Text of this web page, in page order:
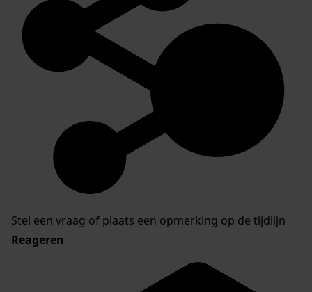
Favoriet of een notitie maken